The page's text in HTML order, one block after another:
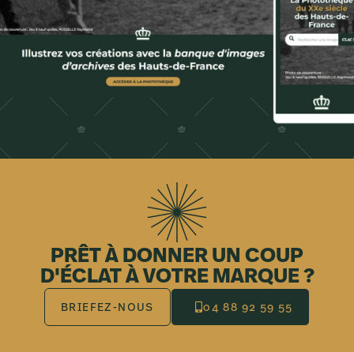
PRÊT À DONNER UN COUP
D'ÉCLAT À VOTRE MARQUE ?
BRIEFEZ-NOUS 04 88 92 59 55